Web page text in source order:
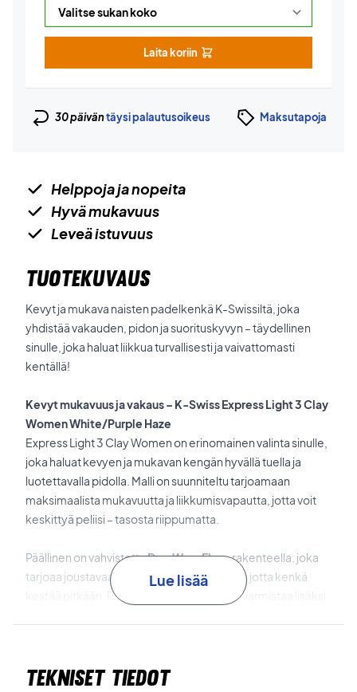
Laita koriin
30 päiväntäysi palautusoikeus Maksutapoja
Helppoja ja nopeita
Hyvä mukavuus
Leveä istuvuus
TUOTEKUVAUS
Kevyt ja mukava naisten padelkenkä K-Swissiltä, joka
yhdistää vakauden, pidon ja suorituskyvyn – täydellinen
sinulle, joka haluat liikkua turvallisesti ja vaivattomasti
kentällä!
Kevyt mukavuus ja vakaus – K-Swiss Express Light 3 Clay
Women White/Purple Haze
Express Light 3 Clay Women on erinomainen valinta sinulle,
joka haluat kevyen ja mukavan kengän hyvällä tuella ja
luotettavalla pidolla. Malli on suunniteltu tarjoamaan
maksimaalista mukavuutta ja liikkumisvapautta, jotta voit
keskittyä peliisi – tasosta riippumatta.
Päällinen on vahvistettuDuraWrap Flex-rakenteella, joka
tarjoaa joustavaa tukea ja lisää kestävyyttä, jotta kenkä
kestää pitkään. Pehmustettu nilkkakaulus varmistaa lisäksi
iskunvaimennuksen, joka lisää mukavuutta koko pelin ajan.
Lue lisää
Tekniset tiedot